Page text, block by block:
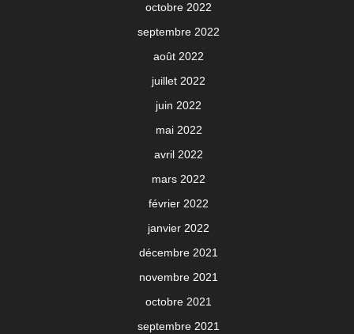
octobre 2022
septembre 2022
août 2022
juillet 2022
juin 2022
mai 2022
avril 2022
mars 2022
février 2022
janvier 2022
décembre 2021
novembre 2021
octobre 2021
septembre 2021